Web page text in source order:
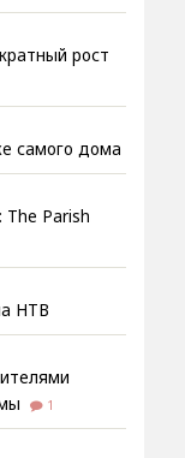
рост
самого дома
The Parish
НТВ
1